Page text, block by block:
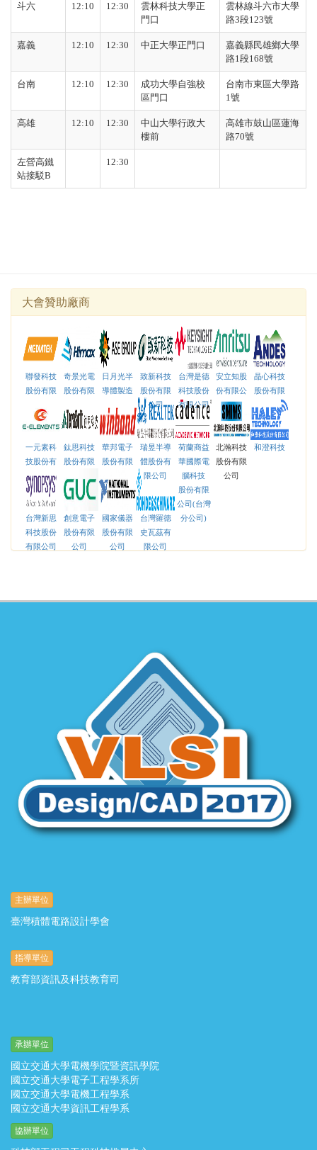
斗六 12:10 12:30
雲林科技大學正
門口
雲林線斗六市大學
路3段123號
嘉義 12:10 12:30 中正大學正門口
嘉義縣民雄鄉大學
路1段168號
台南 12:10 12:30
成功大學自強校
區門口
台南市東區大學路
1號
高雄 12:10 12:30
中山大學行政大
樓前
高雄市鼓山區蓮海
路70號
左營高鐵
站接駁B
12:30
大會贊助廠商
聯發科技
股份有限
奇景光電
股份有限
日月光半
導體製造
公司
致新科技
股份有限
公司
台灣是德
科技股份
有限公司
安立知股
份有限公
司
晶心科技
股份有限
一元素科
技股份有
限公司
鈦思科技
股份有限
華邦電子
股份有限
瑞昱半導
體股份有
限公司
荷蘭商益
華國際電
腦科技
股份有限
公司(台灣
分公司)
北瀚科技
股份有限
公司
和澄科技
台灣新思
科技股份
有限公司
創意電子
股份有限
公司
國家儀器
股份有限
公司
台灣羅德
史瓦茲有
限公司
主辦單位
臺灣積體電路設計學會
指導單位
教育部資訊及科技教育司
承辦單位
國立交通大學電機學院暨資訊學院
國立交通大學電子工程學系所
國立交通大學電機工程學系
國立交通大學資訊工程學系
協辦單位